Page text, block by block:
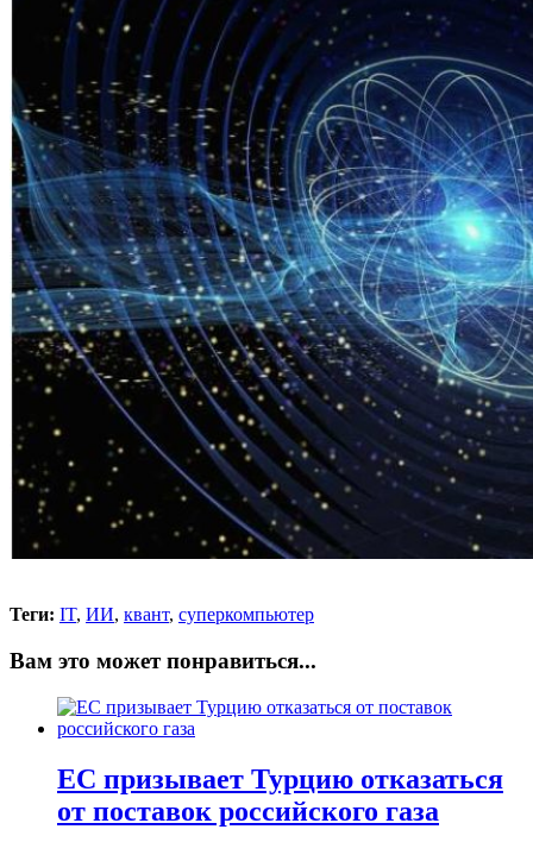
Теги: IT, ИИ, квант, суперкомпьютер
Вам это может понравиться...
ЕС призывает Турцию отказаться
от поставок российского газа